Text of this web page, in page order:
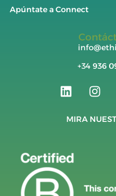
Apúntate a Connect
+34 936
MIRA